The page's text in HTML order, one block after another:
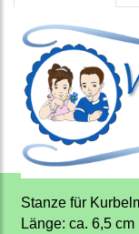
Stanze für
Länge: ca. 6,5 cm